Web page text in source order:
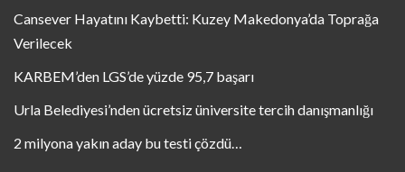
Cansever Hayatını Kaybetti: Kuzey Makedonya’da Toprağa
Verilecek
KARBEM’den LGS’de yüzde 95,7 başarı
Urla Belediyesi’nden ücretsiz üniversite tercih danışmanlığı
2 milyona yakın aday bu testi çözdü…